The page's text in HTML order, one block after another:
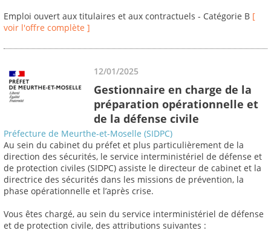
Emploi ouvert aux titulaires et aux contractuels - Catégorie B [
voir l'offre complète ]
12/01/2025
Gestionnaire en charge de la
préparation opérationnelle et
de la défense civile
Préfecture de Meurthe-et-Moselle (SIDPC)
Au sein du cabinet du préfet et plus particulièrement de la
direction des sécurités, le service interministériel de défense et
de protection civiles (SIDPC) assiste le directeur de cabinet et la
directrice des sécurités dans les missions de prévention, la
phase opérationnelle et l’après crise.
Vous êtes chargé, au sein du service interministériel de défense
et de protection civile, des attributions suivantes :